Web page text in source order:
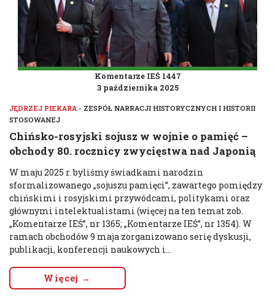
Komentarze IEŚ 1447
3 października 2025
JĘDRZEJ PIEKARA - ZESPÓŁ NARRACJI HISTORYCZNYCH I HISTORII
STOSOWANEJ
Chińsko-rosyjski sojusz w wojnie o pamięć –
obchody 80. rocznicy zwycięstwa nad Japonią
W maju 2025 r. byliśmy świadkami narodzin
sformalizowanego „sojuszu pamięci”, zawartego pomiędzy
chińskimi i rosyjskimi przywódcami, politykami oraz
głównymi intelektualistami (więcej na ten temat zob.
„Komentarze IEŚ”, nr 1365; „Komentarze IEŚ”, nr 1354). W
ramach obchodów 9 maja zorganizowano serię dyskusji,
publikacji, konferencji naukowych i...
Więcej →